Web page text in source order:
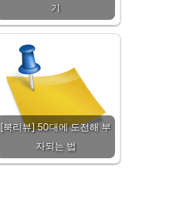
기
[북리뷰] 50대에 도전해 부
자되는 법